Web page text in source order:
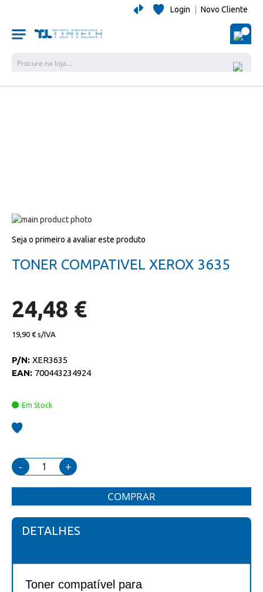
Login Novo Cliente
O
Salte
o
imagens
para
início
de
imagens
Seja o primeiro a avaliar este produto
TONER COMPATIVEL XEROX 3635
24,48 €
19,90 €
P/N: XER3635
EAN: 700443234924
Em Stock
- +
COMPRAR
DETALHES
Toner compatível para